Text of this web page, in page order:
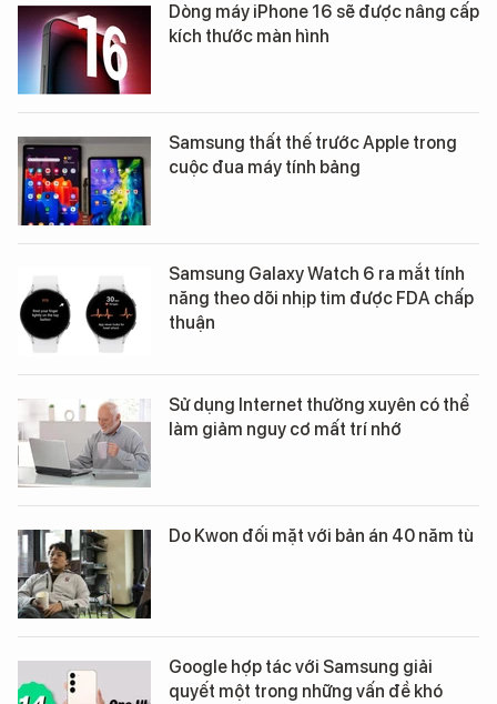
Dòng máy iPhone 16 sẽ được nâng cấp
kích thước màn hình
Samsung thất thế trước Apple trong
cuộc đua máy tính bảng
Samsung Galaxy Watch 6 ra mắt tính
năng theo dõi nhịp tim được FDA chấp
thuận
Sử dụng Internet thường xuyên có thể
làm giảm nguy cơ mất trí nhớ
Do Kwon đối mặt với bản án 40 năm tù
Google hợp tác với Samsung giải
quyết một trong những vấn đề khó